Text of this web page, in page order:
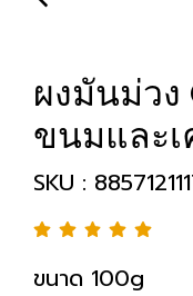
ผงมันม่ว
ขนมและ
SKU :
ขนาด 100g